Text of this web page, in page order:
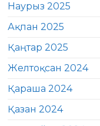
Наурыз 2025
Ақпан 2025
Қаңтар 2025
Желтоқсан 2024
Қараша 2024
Қазан 2024